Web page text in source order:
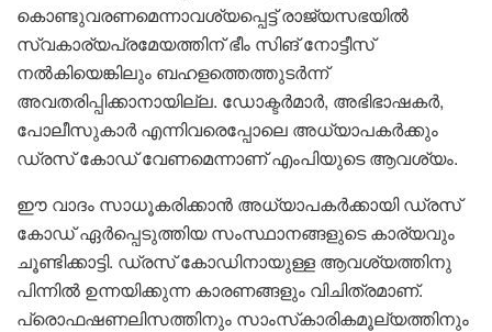
കൊണ്ടുവരണമെന്നാവശ്യപ്പെട്ട് രാജ്യസഭയിൽ
സ്വകാര്യപ്രമേയത്തിന് ഭീം സിങ് നോട്ടീസ്
നൽകിയെങ്കിലും ബഹളത്തെത്തുടർന്ന്
അവതരിപ്പിക്കാനായില്ല. ഡോക്ടർമാർ, അഭിഭാഷകർ,
പോലീസുകാർ എന്നിവരെപ്പോലെ അധ്യാപകർക്കും
ഡ്രസ് കോഡ് വേണമെന്നാണ് എംപിയുടെ ആവശ്യം.
ഈ വാദം സാധൂകരിക്കാൻ അധ്യാപകർക്കായി ഡ്രസ്
കോഡ് ഏർപ്പെടുത്തിയ സംസ്ഥാനങ്ങളുടെ കാര്യവും
ചൂണ്ടിക്കാട്ടി. ഡ്രസ് കോഡിനായുള്ള ആവശ്യത്തിനു
പിന്നിൽ ഉന്നയിക്കുന്ന കാരണങ്ങളും വിചിത്രമാണ്.
പ്രൊഫഷണലിസത്തിനും സാംസ്‌കാരികമൂല്യത്തിനും